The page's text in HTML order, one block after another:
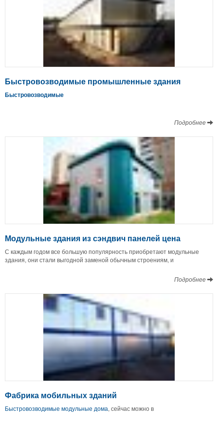
Быстровозводимые промышленные здания
Быстровозводимые
Подробнее
Модульные здания из сэндвич панелей цена
С каждым годом все большую популярность приобретают модульные
здания, они стали выгодной заменой обычным строениям, и
Подробнее
Фабрика мобильных зданий
Быстровозводимые модульные дома, сейчас можно в